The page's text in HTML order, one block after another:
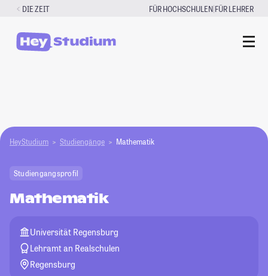
Zum
springen
DIE ZEIT FÜR HOCHSCHULEN|FÜR LEHRER
HeyStudium Studiengänge Mathematik
Studiengangsprofil
Mathematik
Universität Regensburg
Lehramt an Realschulen
Regensburg